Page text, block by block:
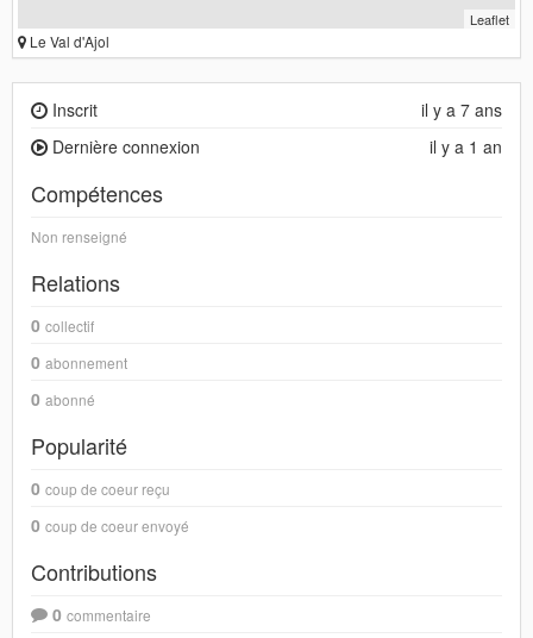
Leaflet
Le Val d'Ajol
il y a 7 ans
Inscrit
il y a 1 an
Dernière connexion
Compétences
Non renseigné
Relations
0 collectif
0 abonnement
0 abonné
Popularité
0 coup de coeur reçu
0 coup de coeur envoyé
Contributions
0 commentaire